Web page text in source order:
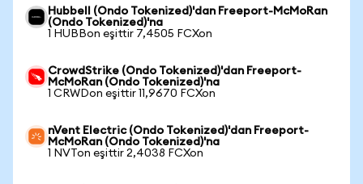
Hubbell (Ondo Tokenized)'dan Freeport-McMoRan
(Ondo Tokenized)'na
1 HUBBon eşittir 7,4505 FCXon
CrowdStrike (Ondo Tokenized)'dan Freeport-
McMoRan (Ondo Tokenized)'na
1 CRWDon eşittir 11,9670 FCXon
nVent Electric (Ondo Tokenized)'dan Freeport-
McMoRan (Ondo Tokenized)'na
1 NVTon eşittir 2,4038 FCXon